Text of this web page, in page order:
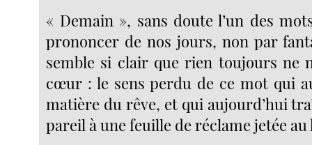
« Demain », sans doute l’un des
prononcer de nos jours, non par
semble si clair que rien toujours ne
cœur : le sens perdu de ce mot qui
matière du rêve, et qui aujourd’hui
pareil à une feuille de réclame jetée au